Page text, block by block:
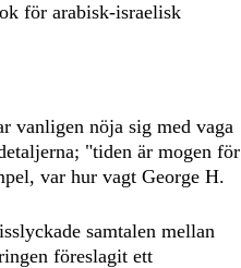
för arabisk-israelisk
vanligen nöja sig med vaga
"tiden är mogen för
var hur vagt George H.
samtalen mellan
föreslagit ett